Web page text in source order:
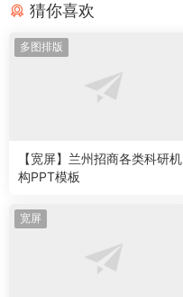
猜你喜欢
多图排版
【宽屏】兰州招商各类科研机
构PPT模板
宽屏